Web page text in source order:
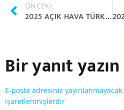
ÖNCEKI
2025 AÇIK HAVA TÜRKIYE ŞAMPIYONASI (TSP-4) SONA ERDI.!
Bir yanıt yazın
E-posta adresiniz yayınlanmayacak.
işaretlenmişlerdir